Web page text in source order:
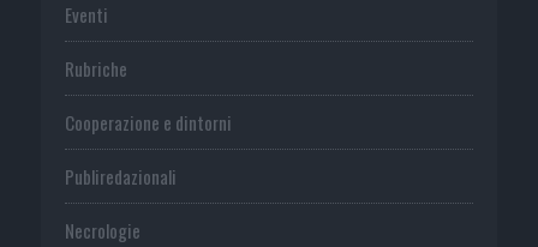
Eventi
Rubriche
Cooperazione e dintorni
Publiredazionali
Necrologie